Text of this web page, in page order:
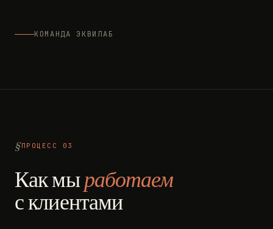
КОМАНДА ЭКВИЛАБ
ПРОЦЕСС 03
Как мыработаем
с клиентами